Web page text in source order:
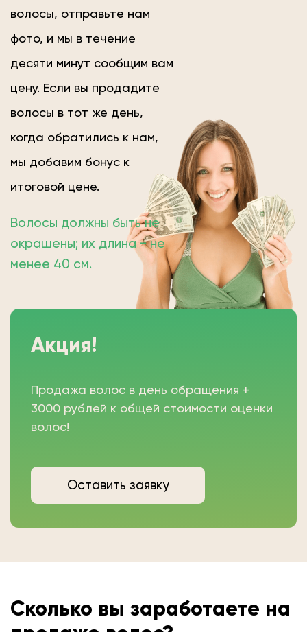
волосы, отправьте нам
фото, и мы в течение
десяти минут сообщим вам
цену. Если вы продадите
волосы в тот же день,
когда обратились к нам,
мы добавим бонус к
итоговой цене.
Волосы должны быть не
окрашены; их длина − не
менее 40 см.
Акция!
Продажа волос в день обращения +
3000 рублей к общей стоимости оценки
волос!
Оставить заявку
Сколько вы заработаете на